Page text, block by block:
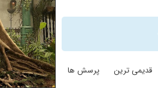
قدیمی ترین پرسش ها